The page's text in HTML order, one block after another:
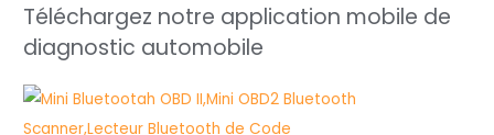
Téléchargez notre application mobile de
diagnostic automobile